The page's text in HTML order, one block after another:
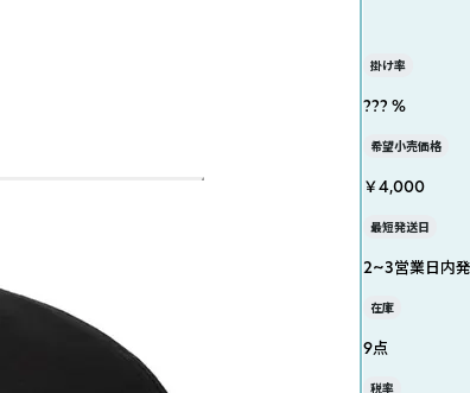
掛け率
??? %
希望小売価格
￥4,000
最短発送日
2~3営業日内
在庫
9点
税率